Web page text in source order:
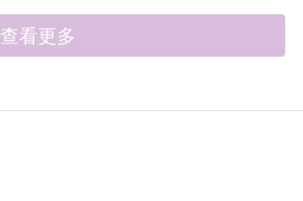
查看更多